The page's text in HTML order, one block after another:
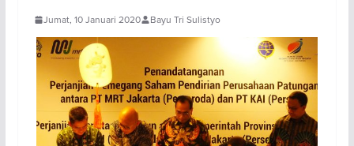
Jumat, 10 Januari 2020 Bayu Tri Sulistyo